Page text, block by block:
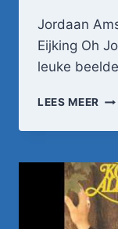
Jordaan
Eijking Oh
leuke
LEES MEER
–